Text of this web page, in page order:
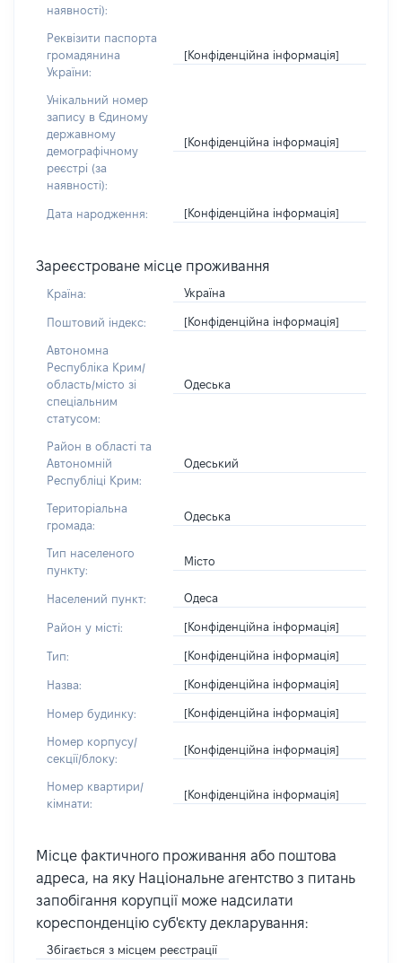
наявності):
Реквізити паспорта
громадянина
України:
[Конфіденційна інформація]
Унікальний номер
запису в Єдиному
державному
демографічному
реєстрі (за
наявності):
[Конфіденційна інформація]
Дата народження: [Конфіденційна інформація]
Зареєстроване місце проживання
Країна: Україна
Поштовий індекс: [Конфіденційна інформація]
Автономна
Республіка Крим/
область/місто зі
спеціальним
статусом:
Одеська
Район в області та
Автономній
Республіці Крим:
Одеський
Територіальна
громада:
Одеська
Тип населеного
пункту:
Місто
Населений пункт: Одеса
Район у місті: [Конфіденційна інформація]
Тип: [Конфіденційна інформація]
Назва: [Конфіденційна інформація]
Номер будинку: [Конфіденційна інформація]
Номер корпусу/
секції/блоку:
[Конфіденційна інформація]
Номер квартири/
кімнати:
[Конфіденційна інформація]
Місце фактичного проживання або поштова
адреса, на яку Національне агентство з питань
запобігання корупції може надсилати
кореспонденцію суб'єкту декларування:
Збігається з місцем реєстрації